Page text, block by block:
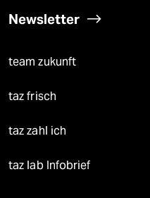
Newsletter
team zukunft
taz frisch
taz zahl ich
taz lab Infobrief